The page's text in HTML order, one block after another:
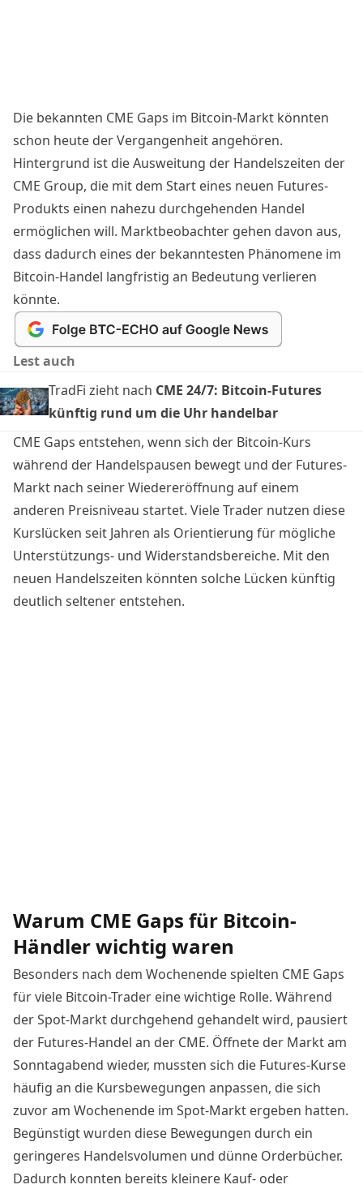
Die bekannten CME Gaps im Bitcoin-Markt könnten
schon heute der Vergangenheit angehören.
Hintergrund ist die Ausweitung der Handelszeiten der
CME Group, die mit dem Start eines neuen Futures-
Produkts einen nahezu durchgehenden Handel
ermöglichen will. Marktbeobachter gehen davon aus,
dass dadurch eines der bekanntesten Phänomene im
Bitcoin-Handel langfristig an Bedeutung verlieren
könnte.
Lest auch
TradFi zieht nach CME 24/7: Bitcoin-Futures
künftig rund um die Uhr handelbar
CME Gaps entstehen, wenn sich der Bitcoin-Kurs
während der Handelspausen bewegt und der Futures-
Markt nach seiner Wiedereröffnung auf einem
anderen Preisniveau startet. Viele Trader nutzen diese
Kurslücken seit Jahren als Orientierung für mögliche
Unterstützungs- und Widerstandsbereiche. Mit den
neuen Handelszeiten könnten solche Lücken künftig
deutlich seltener entstehen.
Warum CME Gaps für Bitcoin-
Händler wichtig waren
Besonders nach dem Wochenende spielten CME Gaps
für viele Bitcoin-Trader eine wichtige Rolle. Während
der Spot-Markt durchgehend gehandelt wird, pausiert
der Futures-Handel an der CME. Öffnete der Markt am
Sonntagabend wieder, mussten sich die Futures-Kurse
häufig an die Kursbewegungen anpassen, die sich
zuvor am Wochenende im Spot-Markt ergeben hatten.
Begünstigt wurden diese Bewegungen durch ein
geringeres Handelsvolumen und dünne Orderbücher.
Dadurch konnten bereits kleinere Kauf- oder